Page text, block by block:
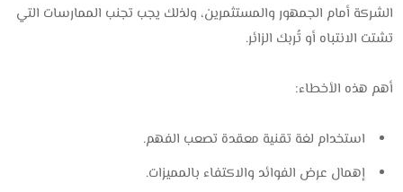
الشركة أمام الجمهور والمستثمرين، ولذلك يجب تجنب الممارسات التي
تشتت الانتباه أو تُربك الزائر.
أهم هذه الأخطاء:
استخدام لغة تقنية معقدة تصعب الفهم.
إهمال عرض الفوائد والاكتفاء بالمميزات.